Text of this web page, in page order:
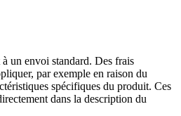
un envoi standard. Des frais
par exemple en raison du
spécifiques du produit. Ces
dans la description du